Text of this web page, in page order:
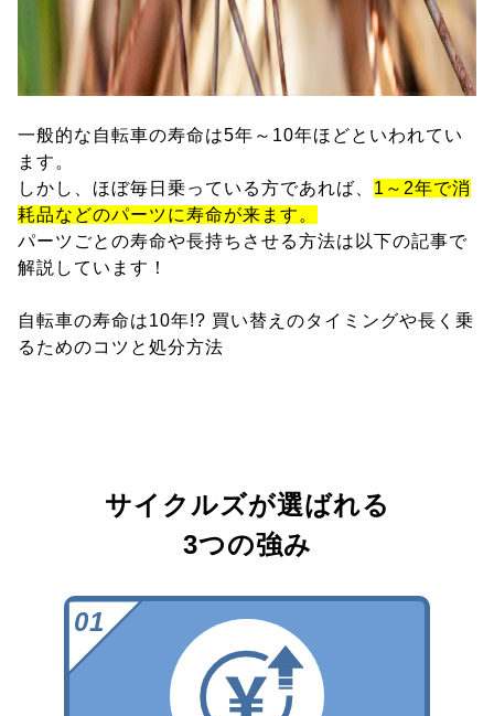
一般的な自転車の寿命は5年～10年ほどといわれてい
ます。
しかし、ほぼ毎日乗っている方であれば、 1～2年で消
耗品などのパーツに寿命が来ます。
パーツごとの寿命や長持ちさせる方法は以下の記事で
解説しています！
自転車の寿命は10年!? 買い替えのタイミングや長く乗
るためのコツと処分方法
サイクルズが選ばれる
3つの強み